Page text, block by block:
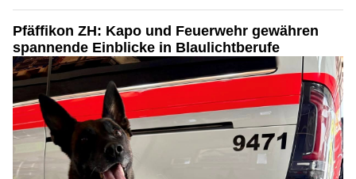
Pfäffikon ZH: Kapo und Feuerwehr gewähren
spannende Einblicke in Blaulichtberufe